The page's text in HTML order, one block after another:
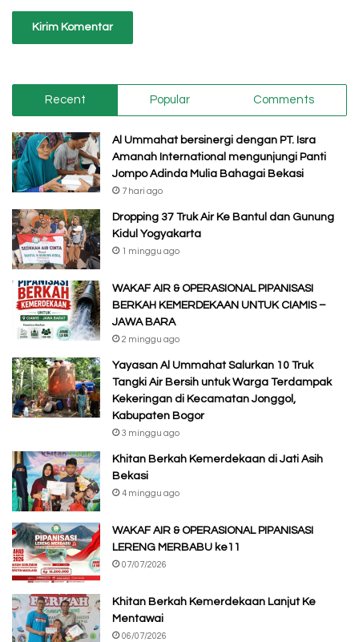
Recent Popular Comments
Al Ummahat bersinergi dengan PT. Isra
Amanah International mengunjungi Panti
Jompo Adinda Mulia Bahagai Bekasi
7 hari ago
Dropping 37 Truk Air Ke Bantul dan Gunung
Kidul Yogyakarta
1 minggu ago
WAKAF AIR & OPERASIONAL PIPANISASI
BERKAH KEMERDEKAAN UNTUK CIAMIS –
JAWA BARA
2 minggu ago
Yayasan Al Ummahat Salurkan 10 Truk
Tangki Air Bersih untuk Warga Terdampak
Kekeringan di Kecamatan Jonggol,
Kabupaten Bogor
3 minggu ago
Khitan Berkah Kemerdekaan di Jati Asih
Bekasi
4 minggu ago
WAKAF AIR & OPERASIONAL PIPANISASI
LERENG MERBABU ke11
07/07/2026
Khitan Berkah Kemerdekaan Lanjut Ke
Mentawai
06/07/2026